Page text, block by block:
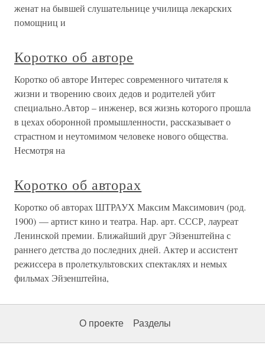
женат на бывшей слушательнице училища лекарских
помощниц и
Коротко об авторе
Коротко об авторе Интерес современного читателя к
жизни и творению своих дедов и родителей убит
специально.Автор – инженер, вся жизнь которого прошла
в цехах оборонной промышленности, рассказывает о
страстном и неутомимом человеке нового общества.
Несмотря на
Коротко об авторах
Коротко об авторах ШТРАУХ Максим Максимович (род.
1900) — артист кино и театра. Нар. арт. СССР, лауреат
Ленинской премии. Ближайший друг Эйзенштейна с
раннего детства до последних дней. Актер и ассистент
режиссера в пролеткультовских спектаклях и немых
фильмах Эйзенштейна,
О проекте Разделы